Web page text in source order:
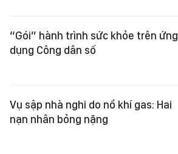
“Gói” hành trình sức khỏe trên ứng
dụng Công dân số
Vụ sập nhà nghi do nổ khí gas: Hai
nạn nhân bỏng nặng